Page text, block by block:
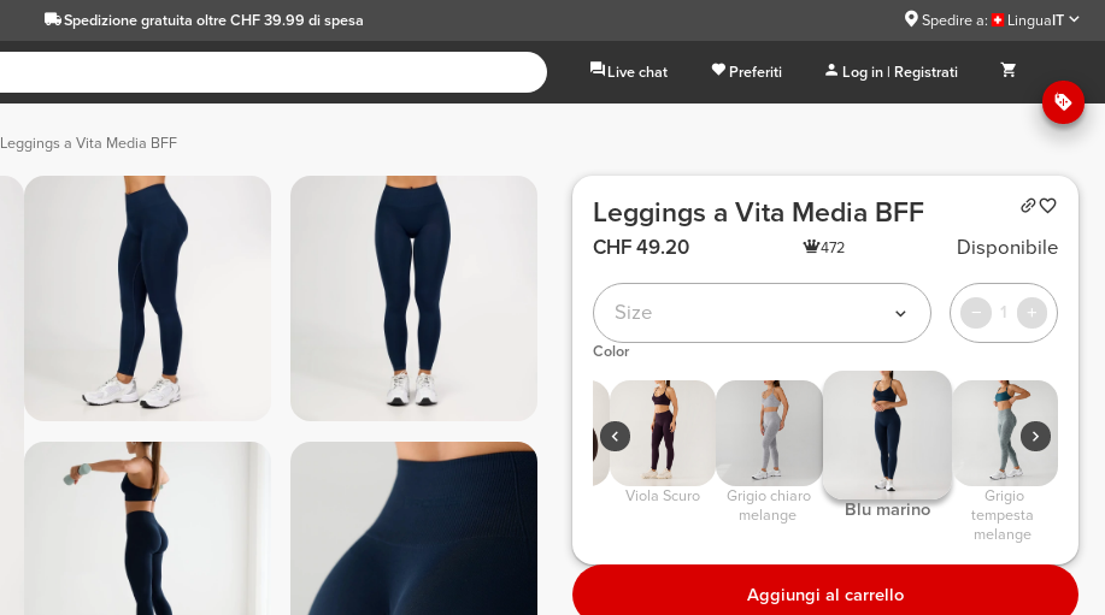
Spedizione gratuita oltre CHF 39.99 di spesa Spedire a: LinguaIT
Live chat Preferiti Log in | Registrati
Leggings a Vita Media BFF
Leggings a Vita Media BFF
CHF 49.20 472 Disponibile
Size 1
Color
Viola Scuro
melange
Blu marino
tempesta
melange
Aggiungi al carrello